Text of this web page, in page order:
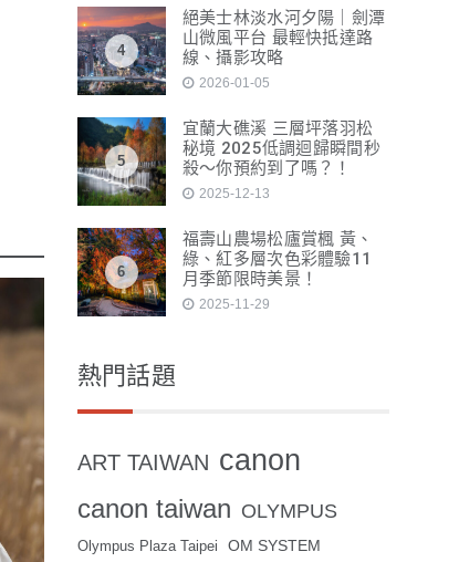
4
絕美士林淡水河夕陽｜劍潭
山微風平台 最輕快抵達路
線、攝影攻略
2026-01-05
5
宜蘭大礁溪 三層坪落羽松
秘境 2025低調迴歸瞬間秒
殺～你預約到了嗎？！
2025-12-13
6
福壽山農場松廬賞楓 黃、
綠、紅多層次色彩體驗11
月季節限時美景！
2025-11-29
熱門話題
ART TAIWAN canon
canon taiwan OLYMPUS
Olympus Plaza Taipei OM SYSTEM